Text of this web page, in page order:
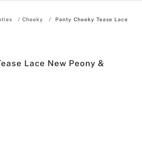
Cheeky
Panty Cheeky Tease Lace
Lace New Peony &